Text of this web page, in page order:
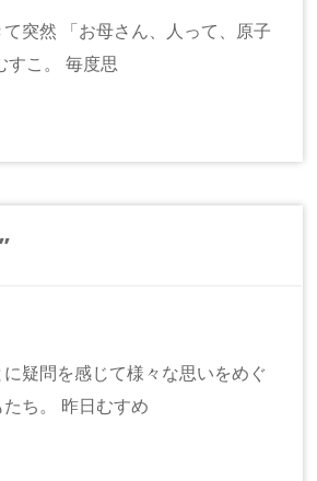
突然 「お母さん、人って、原子
すこ。 毎度思
疑問を感じて様々な思いをめぐ
ち。 昨日むすめ